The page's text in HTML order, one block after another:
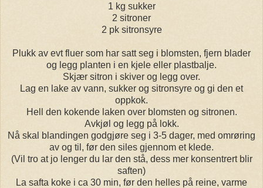
1 kg sukker
2 sitroner
2 pk sitronsyre
Plukk av evt fluer som har satt seg i blomsten, fjern blader
og legg planten i en kjele eller plastbalje.
Skjær sitron i skiver og legg over.
Lag en lake av vann, sukker og sitronsyre og gi den et
oppkok.
Hell den kokende laken over blomsten og sitronen.
Avkjøl og legg på lokk.
Nå skal blandingen godgjøre seg i 3-5 dager, med omrøring
av og til, før den siles gjennom et klede.
(Vil tro at jo lenger du lar den stå, dess mer konsentrert blir
saften)
La safta koke i ca 30 min, før den helles på reine, varme